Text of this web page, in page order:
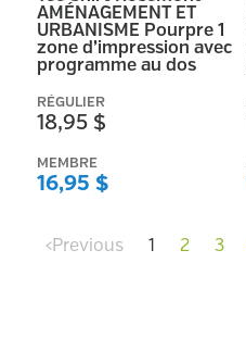
AMÉNAGEMENT ET
URBANISME Pourpre 1
zone d’impression avec
programme au dos
RÉGULIER
18,95 $
MEMBRE
16,95 $
‹Previous 1 2 3